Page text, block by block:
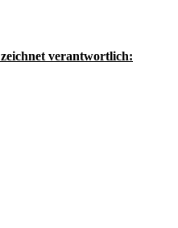
verantwortlich: